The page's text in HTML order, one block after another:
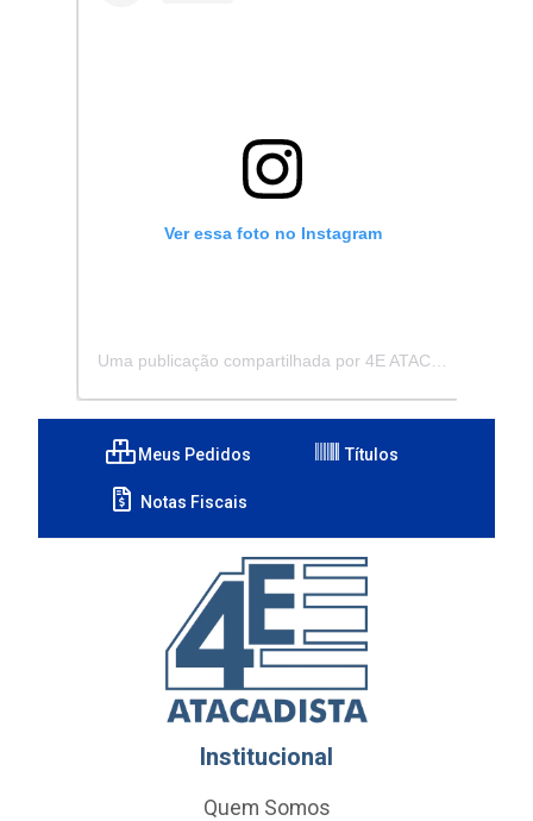
Ver essa foto no Instagram
Meus Pedidos Títulos
Notas Fiscais
Institucional
Quem Somos